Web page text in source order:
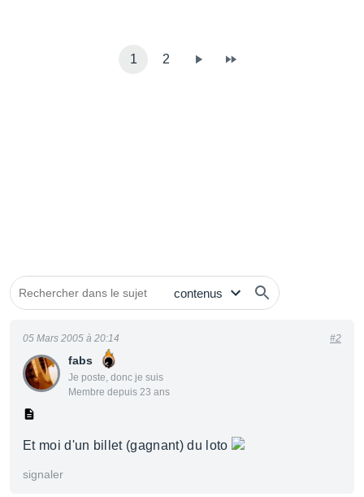
1 2
fabs
Je poste, donc je suis
Membre depuis 23 ans
05 Mars 2005 à 20:14 #2
Et moi d'un billet (gagnant) du loto
signaler